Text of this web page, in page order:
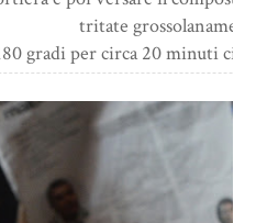
tritate
gradi per circa 20 minuti